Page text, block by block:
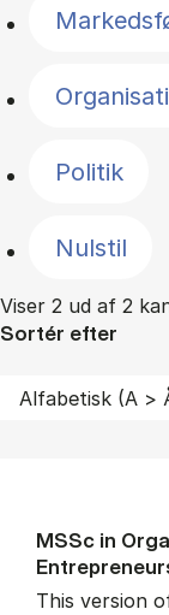
Politik
Nulstil
Viser 2 ud af 2
Sortér efter
MSSc in
This version